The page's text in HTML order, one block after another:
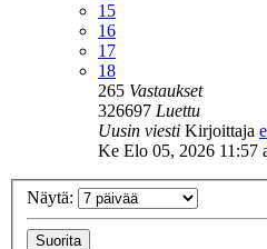
15
16
17
18
265 Vastaukset
326697 Luettu
Uusin viesti Kirjoittaja
Ke Elo 05, 2026 11:57
Näytä: